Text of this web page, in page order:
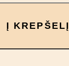
Į